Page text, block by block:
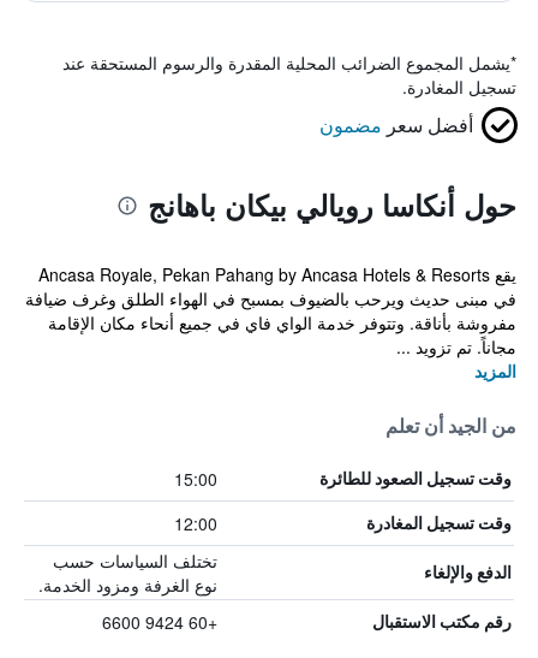
*يشمل المجموع الضرائب المحلية المقدرة والرسوم المستحقة عند
تسجيل المغادرة.
أفضل سعر مضمون
حول أنكاسا رويالي بيكان باهانج
يقع Ancasa Royale, Pekan Pahang by Ancasa Hotels & Resorts
في مبنى حديث ويرحب بالضيوف بمسبح في الهواء الطلق وغرف ضيافة
مفروشة بأناقة. وتتوفر خدمة الواي فاي في جميع أنحاء مكان الإقامة
مجاناً. تم تزويد ...
المزيد
من الجيد أن تعلم
وقت تسجيل الصعود للطائرة 15:00
وقت تسجيل المغادرة 12:00
الدفع والإلغاء
تختلف السياسات حسب
نوع الغرفة ومزود الخدمة.
رقم مكتب الاستقبال +60 9424 6600